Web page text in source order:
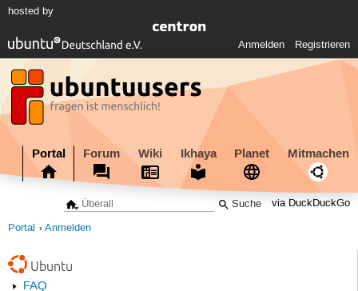
hosted by
Anmelden Registrieren
Portal Forum Wiki Ikhaya Planet Mitmachen
via DuckDuckGo
Portal Anmelden
Ubuntu
FAQ